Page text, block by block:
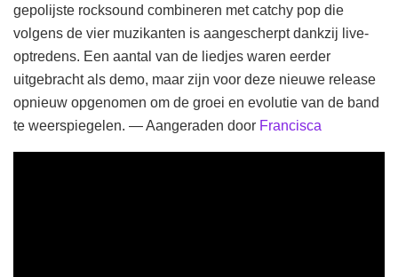
gepolijste rocksound combineren met catchy pop die
volgens de vier muzikanten is aangescherpt dankzij live-
optredens. Een aantal van de liedjes waren eerder
uitgebracht als demo, maar zijn voor deze nieuwe release
opnieuw opgenomen om de groei en evolutie van de band
te weerspiegelen. — Aangeraden door Francisca